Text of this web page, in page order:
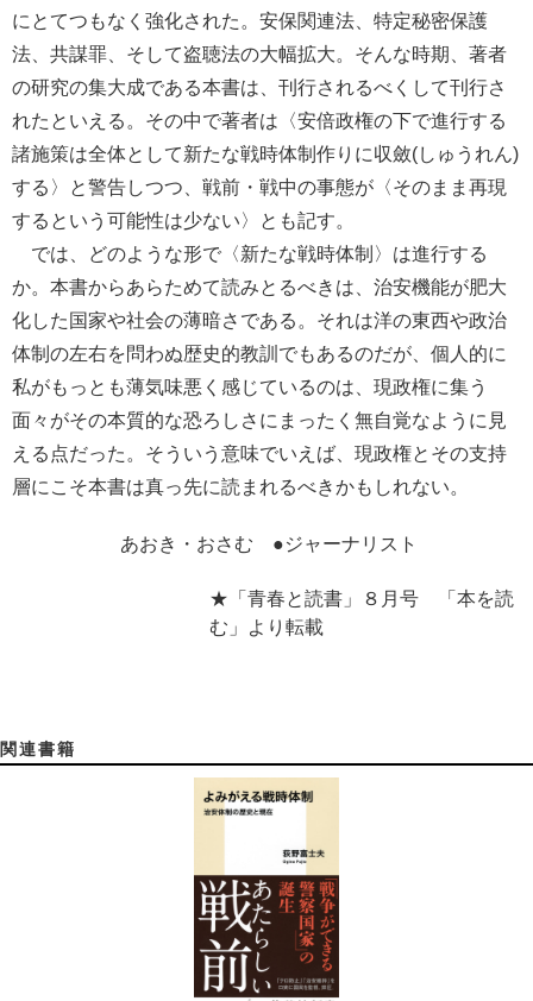
にとてつもなく強化された。安保関連法、特定秘密保護
法、共謀罪、そして盗聴法の大幅拡大。そんな時期、著者
の研究の集大成である本書は、刊行されるべくして刊行さ
れたといえる。その中で著者は〈安倍政権の下で進行する
諸施策は全体として新たな戦時体制作りに収斂(しゅうれん)
する〉と警告しつつ、戦前・戦中の事態が〈そのまま再現
するという可能性は少ない〉とも記す。
では、どのような形で〈新たな戦時体制〉は進行する
か。本書からあらためて読みとるべきは、治安機能が肥大
化した国家や社会の薄暗さである。それは洋の東西や政治
体制の左右を問わぬ歴史的教訓でもあるのだが、個人的に
私がもっとも薄気味悪く感じているのは、現政権に集う
面々がその本質的な恐ろしさにまったく無自覚なように見
える点だった。そういう意味でいえば、現政権とその支持
層にこそ本書は真っ先に読まれるべきかもしれない。
あおき・おさむ ●ジャーナリスト
★「青春と読書」８月号 「本を読
む」より転載
関連書籍